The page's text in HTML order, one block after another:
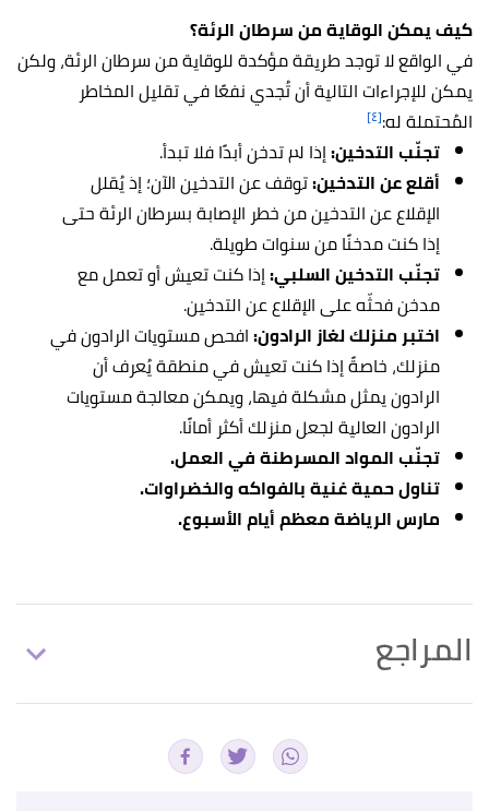
كيف يمكن الوقاية من سرطان الرئة؟
في الواقع لا توجد طريقة مؤكدة للوقاية من سرطان الرئة، ولكن
يمكن للإجراءات التالية أن تُجدي نفعًا في تقليل المخاطر
المُحتملة له:[٤]
تجنّب التدخين:إذا لم تدخن أبدًا فلا تبدأ.
أقلع عن التدخين:توقف عن التدخين الآن؛ إذ يُقلل
الإقلاع عن التدخين من خطر الإصابة بسرطان الرئة حتى
إذا كنت مدخنًا من سنوات طويلة.
تجنّب التدخين السلبي:إذا كنت تعيش أو تعمل مع
مدخن فحثّه على الإقلاع عن التدخين.
اختبر منزلك لغاز الرادون:افحص مستويات الرادون في
منزلك، خاصةً إذا كنت تعيش في منطقة يُعرف أن
الرادون يمثل مشكلة فيها، ويمكن معالجة مستويات
الرادون العالية لجعل منزلك أكثر أمانًا.
تجنّب المواد المسرطنة في العمل.
تناول حمية غنية بالفواكه والخضراوات.
مارس الرياضة معظم أيام الأسبوع.
المراجع
,WebMD, Retrieved 7/6/2021. Edited.